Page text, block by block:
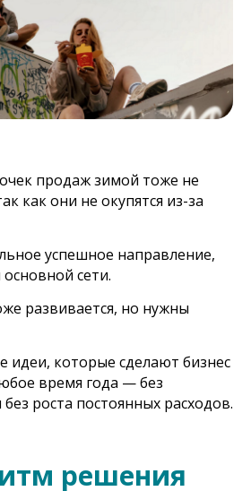
продаж зимой тоже не
как они не окупятся из-за
успешное направление,
сети.
развивается, но нужны
идеи, которые сделают бизнес
время года — без
роста постоянных расходов.
решения